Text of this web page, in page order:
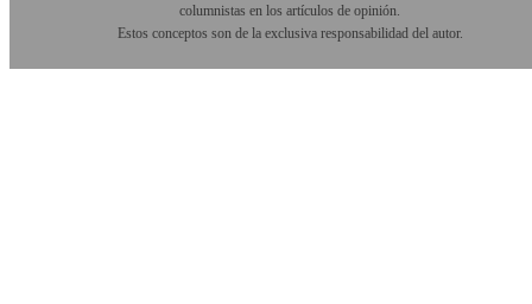
columnistas en los artículos de opinión.
Estos conceptos son de la exclusiva responsabilidad del autor.